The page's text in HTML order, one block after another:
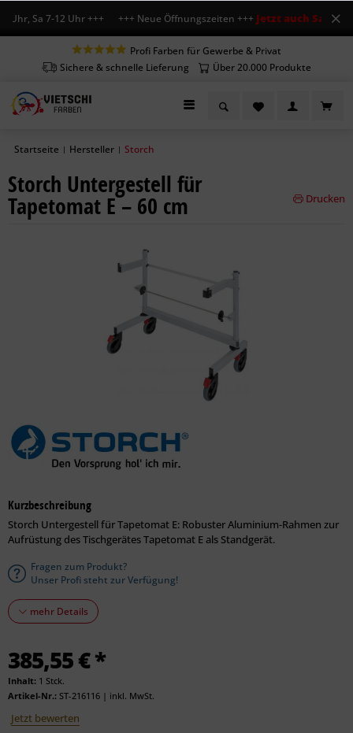
Sa 7-12 Uhr +++ +++ Neue Öffnungszeiten +++Jetzt auch Sa
Profi Farben für Gewerbe & Privat
Sichere & schnelle Lieferung
Über 20.000 Produkte
Startseite | Hersteller | Storch
Storch Untergestell für
Tapetomat E – 60 cm Drucken
Kurzbeschreibung
Storch Untergestell für Tapetomat E: Robuster Aluminium-Rahmen zur
Aufrüstung des Tischgerätes Tapetomat E als Standgerät.
Fragen zum Produkt?
Unser Profi steht zur Verfügung!
mehr Details
385,55 € *
Inhalt: 1 Stck.
Artikel-Nr.: ST-216116 | inkl. MwSt.
Jetzt bewerten